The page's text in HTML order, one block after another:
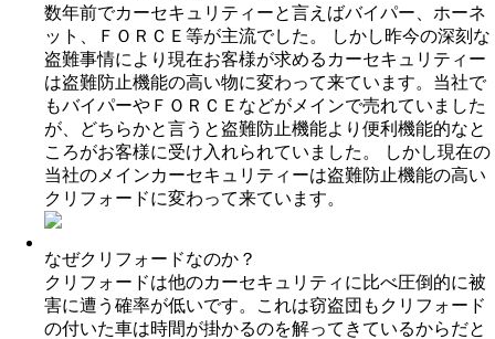
数年前でカーセキュリティーと言えばバイパー、ホーネ
ット、ＦＯＲＣＥ等が主流でした。 しかし昨今の深刻な
盗難事情により現在お客様が求めるカーセキュリティー
は盗難防止機能の高い物に変わって来ています。当社で
もバイパーやＦＯＲＣＥなどがメインで売れていました
が、どちらかと言うと盗難防止機能より便利機能的なと
ころがお客様に受け入れられていました。 しかし現在の
当社のメインカーセキュリティーは盗難防止機能の高い
クリフォードに変わって来ています。
なぜクリフォードなのか？
クリフォードは他のカーセキュリティに比べ圧倒的に被
害に遭う確率が低いです。これは窃盗団もクリフォード
の付いた車は時間が掛かるのを解ってきているからだと